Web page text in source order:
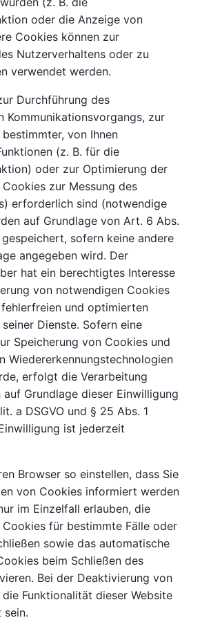
oder die Anzeige von
Cookies können zur
Nutzerverhaltens oder zu
verwendet werden.
Durchführung des
Kommunikationsvorgangs, zur
von Ihnen
(z. B. für die
oder zur Optimierung der
zur Messung des
erforderlich sind (notwendige
auf Grundlage von Art. 6 Abs.
gespeichert, sofern keine andere
angegeben wird. Der
hat ein berechtigtes Interesse
von notwendigen Cookies
und optimierten
Dienste. Sofern eine
Speicherung von Cookies und
Wiedererkennungstechnologien
erfolgt die Verarbeitung
auf Grundlage dieser Einwilligung
a DSGVO und § 25 Abs. 1
ist jederzeit
Browser so einstellen, dass Sie
von Cookies informiert werden
im Einzelfall erlauben, die
Cookies für bestimmte Fälle oder
sowie das automatische
beim Schließen des
Bei der Deaktivierung von
Funktionalität dieser Website
sein.